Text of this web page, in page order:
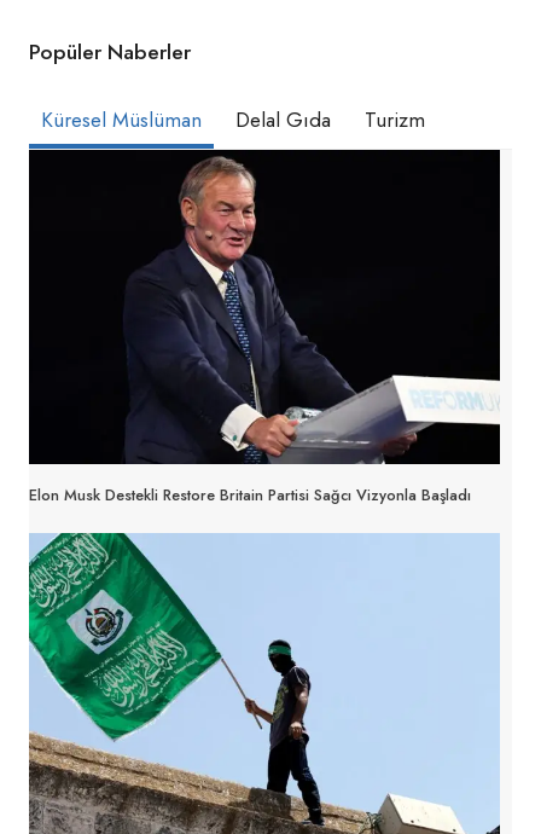
Popüler Naberler
Küresel Müslüman Delal Gıda Turizm
Elon Musk Destekli Restore Britain Partisi Sağcı Vizyonla Başladı